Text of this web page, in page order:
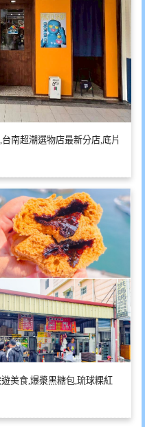
南超潮選物店最新分店,底片
美食,爆漿黑糖包,琉球粿紅